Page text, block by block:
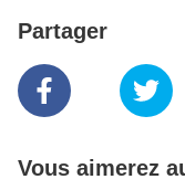
Partager
Vous aimerez